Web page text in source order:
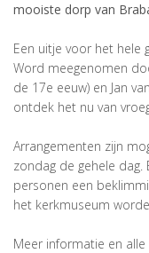
mooiste dorp van
Een uitje voor het hele
Word meegenomen
de 17e eeuw) en Jan
ontdek het nu van
Arrangementen zijn
zondag de gehele
personen een
het kerkmuseum
Meer informatie en